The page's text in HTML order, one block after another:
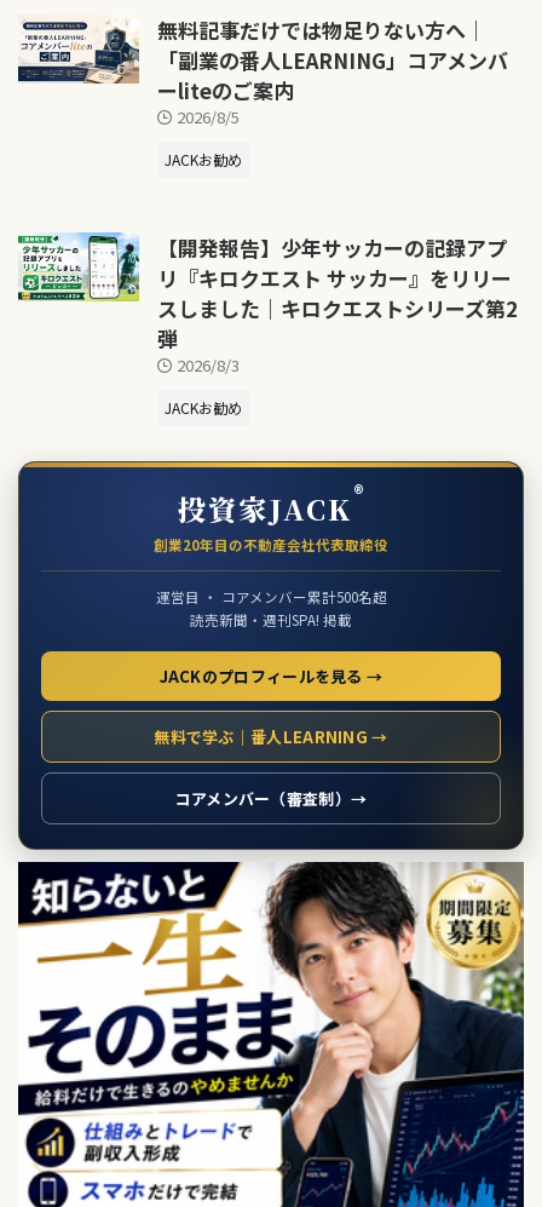
無料記事だけでは物足りない方へ｜
「副業の番人LEARNING」コアメンバ
ーliteのご案内
2026/8/5
JACKお勧め
【開発報告】少年サッカーの記録アプ
リ『キロクエスト サッカー』をリリー
スしました｜キロクエストシリーズ第2
弾
2026/8/3
JACKお勧め
投資家JACK®
創業20年目の不動産会社代表取締役
運営目 ・ コアメンバー累計500名超
読売新聞・週刊SPA! 掲載
JACKのプロフィールを見る →
無料で学ぶ｜番人LEARNING →
コアメンバー（審査制）→